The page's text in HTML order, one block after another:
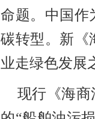
命题。中国作
碳转型。 新《
业走绿色发展
现行《海商